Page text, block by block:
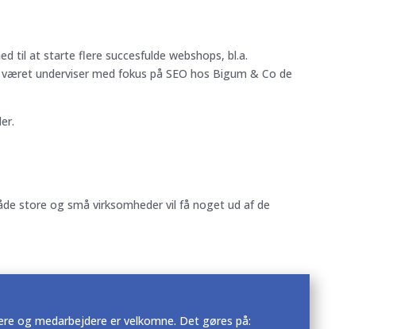
til at starte flere succesfulde webshops, bl.a.
underviser med fokus på SEO hos Bigum & Co de
store og små virksomheder vil få noget ud af de
og medarbejdere er velkomne. Det gøres på: